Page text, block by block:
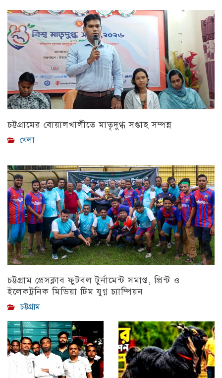
চট্টগ্রামের বোয়ালখালীতে মাতৃদুগ্ধ সপ্তাহ সম্পন্ন
খেলা
চট্টগ্রাম প্রেসক্লাব ফুটবল টুর্নামেন্ট সমাপ্ত, প্রিন্ট ও
ইলেকট্রনিক মিডিয়া টিম যুগ্ন চ্যাম্পিয়ন
চট্টগ্রাম